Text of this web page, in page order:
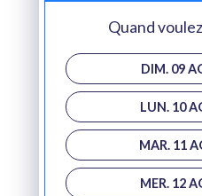
Quand
DIM. 09
LUN. 10
MAR. 11
MER. 12